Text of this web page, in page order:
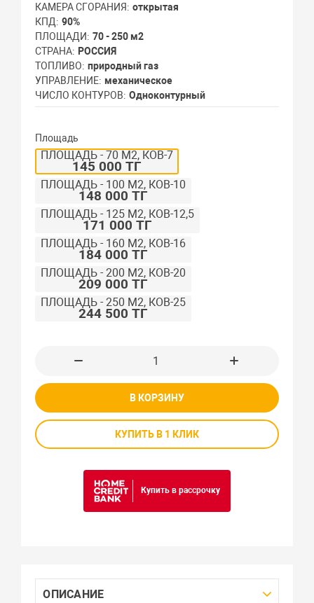
КАМЕРА СГОРАНИЯ
открытая
КПД
90%
ПЛОЩАДИ
70 - 250 м2
СТРАНА
РОССИЯ
ТОПЛИВО природный газ
УПРАВЛЕНИЕ механическое
ЧИСЛО КОНТУРОВ Одноконтурный
Площадь
ПЛОЩАДЬ - 70 М2, КОВ-7
145 000 ТГ
ПЛОЩАДЬ - 100 М2, КОВ-10
148 000 ТГ
ПЛОЩАДЬ - 125 М2, КОВ-12,5
171 000 ТГ
ПЛОЩАДЬ - 160 М2, КОВ-16
184 000 ТГ
ПЛОЩАДЬ - 200 М2, КОВ-20
209 000 ТГ
ПЛОЩАДЬ - 250 М2, КОВ-25
244 500 ТГ
В КОРЗИНУ
КУПИТЬ В 1 КЛИК
Купить в рассрочку
ОПИСАНИЕ